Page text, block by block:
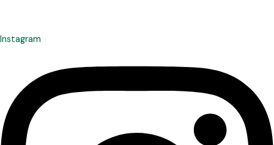
Instagram